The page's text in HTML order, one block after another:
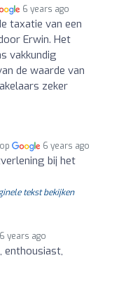
6 years ago
taxatie van een
Erwin. Het
vakkundig
de waarde van
zeker
6 years ago
bij het
tekst bekijken
6 years ago
enthousiast,